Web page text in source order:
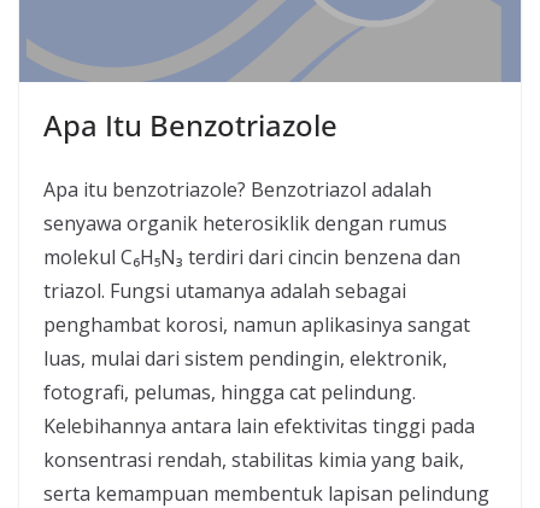
Apa Itu Benzotriazole
Apa itu benzotriazole? Benzotriazol adalah
senyawa organik heterosiklik dengan rumus
molekul C₆H₅N₃ terdiri dari cincin benzena dan
triazol. Fungsi utamanya adalah sebagai
penghambat korosi, namun aplikasinya sangat
luas, mulai dari sistem pendingin, elektronik,
fotografi, pelumas, hingga cat pelindung.
Kelebihannya antara lain efektivitas tinggi pada
konsentrasi rendah, stabilitas kimia yang baik,
serta kemampuan membentuk lapisan pelindung